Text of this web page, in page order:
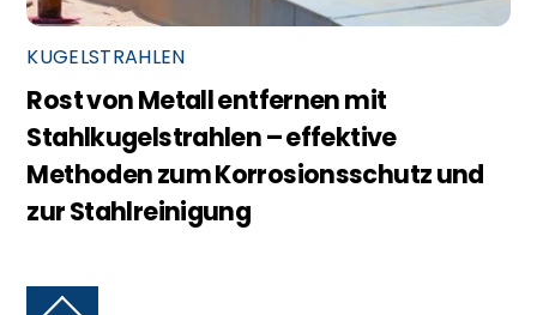
KUGELSTRAHLEN
Rost von Metall entfernen mit
Stahlkugelstrahlen – effektive
Methoden zum Korrosionsschutz und
zur Stahlreinigung